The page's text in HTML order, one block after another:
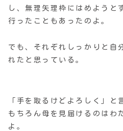
し、無理矢理枠にはめようと
行ったこともあったのよ。
でも、それぞれしっかりと自
れたと思っている。
「手を取るけどよろしく」と
もちろん母を見届けるのはわ
よ。